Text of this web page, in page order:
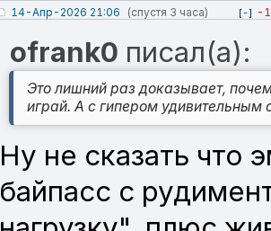
14-Апр-2026 21:06 (спустя 3 часа) [-] -1
ofrank0 писал(а):
Это лишний раз доказывает,
играй. А с гипером удивительным
Ну не сказать что
байпасс с